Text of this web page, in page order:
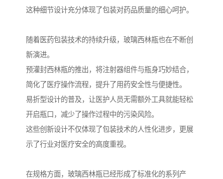
这种细节设计充分体现了包装对药品质量的细心呵护。
随着医药包装技术的持续升级，玻璃西林瓶也在不断创
新演进。
预灌封西林瓶的推出，将注射器组件与瓶身巧妙结合，
简化了医疗操作流程，提升了用药安全性与便捷性。
易折型设计的普及，让医护人员无需额外工具就能轻松
开启瓶口，减少了操作过程中的污染风险。
这些创新设计不仅体现了包装技术的人性化进步，更展
示了行业对医疗安全的高度重视。
在规格方面，玻璃西林瓶已经形成了标准化的系列产